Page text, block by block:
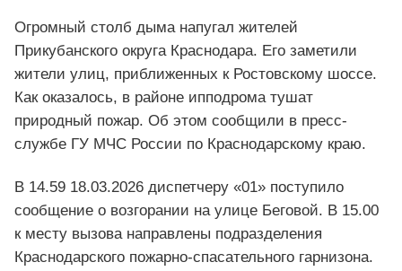
Огромный столб дыма напугал жителей
Прикубанского округа Краснодара. Его заметили
жители улиц, приближенных к Ростовскому шоссе.
Как оказалось, в районе ипподрома тушат
природный пожар. Об этом сообщили в пресс-
службе ГУ МЧС России по Краснодарскому краю.
В 14.59 18.03.2026 диспетчеру «01» поступило
сообщение о возгорании на улице Беговой. В 15.00
к месту вызова направлены подразделения
Краснодарского пожарно-спасательного гарнизона.